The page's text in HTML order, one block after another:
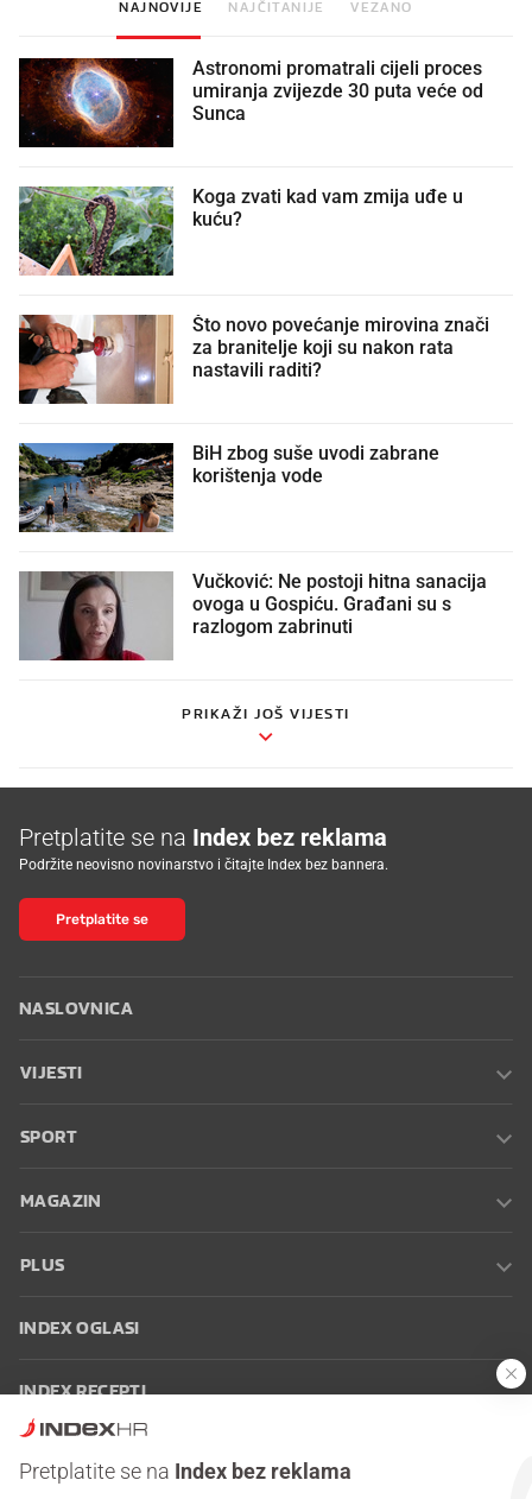
NAJNOVIJE NAJČITANIJE VEZANO
Astronomi promatrali cijeli proces
umiranja zvijezde 30 puta veće od
Sunca
Koga zvati kad vam zmija uđe u
kuću?
Što novo povećanje mirovina znači
za branitelje koji su nakon rata
nastavili raditi?
BiH zbog suše uvodi zabrane
korištenja vode
Vučković: Ne postoji hitna sanacija
ovoga u Gospiću. Građani su s
razlogom zabrinuti
PRIKAŽI JOŠ VIJESTI
Pretplatite se na Index bez reklama
Podržite neovisno novinarstvo i čitajte Index bez bannera.
Pretplatite se
NASLOVNICA
VIJESTI
SPORT
MAGAZIN
PLUS
INDEX OGLASI
INDEX RECEPTI
Pretplatite se na Index bez reklama